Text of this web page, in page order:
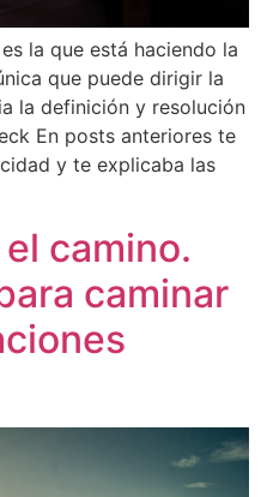
la que está haciendo la
que puede dirigir la
la definición y resolución
En posts anteriores te
y te explicaba las
camino.
caminar